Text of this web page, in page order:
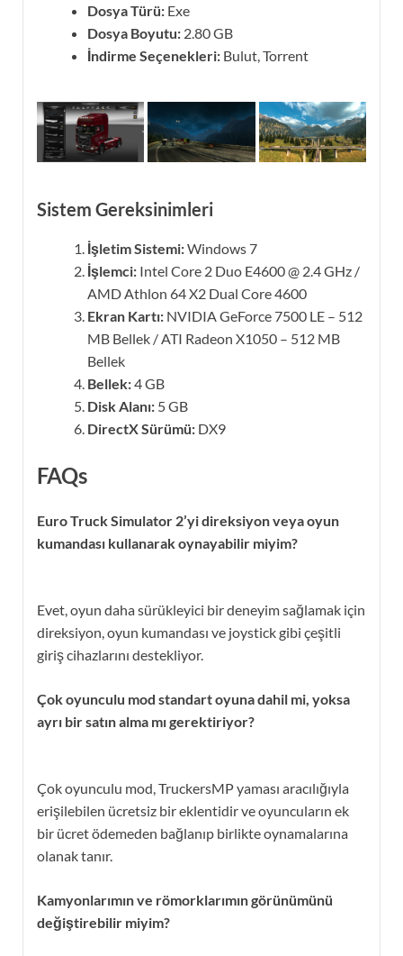
Dosya Türü: Exe
Dosya Boyutu: 2.80 GB
İndirme Seçenekleri: Bulut, Torrent
Sistem Gereksinimleri
İşletim Sistemi:Windows 7
İşlemci: Intel Core 2 Duo E4600 @ 2.4 GHz /
AMD Athlon 64 X2 Dual Core 4600
Ekran Kartı: NVIDIA GeForce 7500 LE – 512
MB Bellek / ATI Radeon X1050 – 512 MB
Bellek
Bellek:4 GB
Disk Alanı: 5 GB
DirectX Sürümü: DX9
FAQs
Euro Truck Simulator 2’yi direksiyon veya oyun
kumandası kullanarak oynayabilir miyim?
Evet, oyun daha sürükleyici bir deneyim sağlamak için
direksiyon, oyun kumandası ve joystick gibi çeşitli
giriş cihazlarını destekliyor.
Çok oyunculu mod standart oyuna dahil mi, yoksa
ayrı bir satın alma mı gerektiriyor?
Çok oyunculu mod, TruckersMP yaması aracılığıyla
erişilebilen ücretsiz bir eklentidir ve oyuncuların ek
bir ücret ödemeden bağlanıp birlikte oynamalarına
olanak tanır.
Kamyonlarımın ve römorklarımın görünümünü
değiştirebilir miyim?